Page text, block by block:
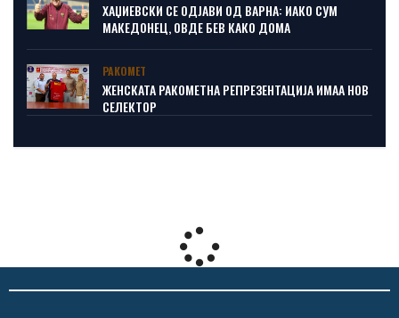
ХАЏИЕВСКИ СЕ ОДЈАВИ ОД ВАРНА: ИАКО СУМ
МАКЕДОНЕЦ, ОВДЕ БЕВ КАКО ДОМА
РАКОМЕТ
ЖЕНСКАТА РАКОМЕТНА РЕПРЕЗЕНТАЦИЈА ИМАА НОВ
СЕЛЕКТОР